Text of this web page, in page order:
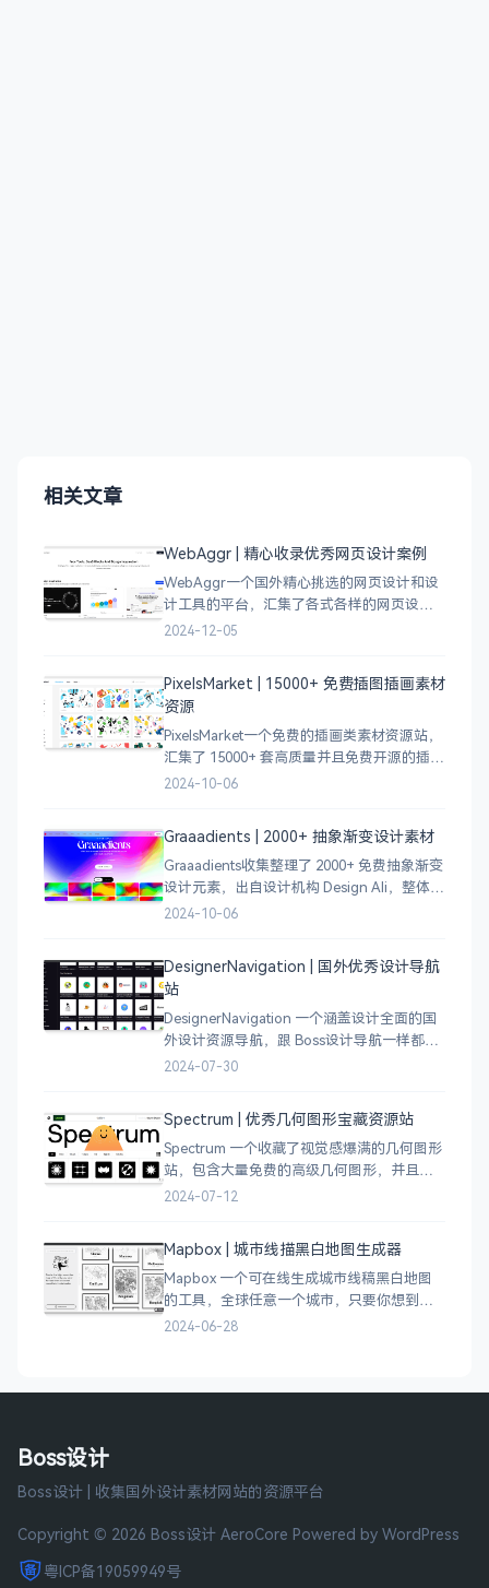
相关文章
WebAggr | 精心收录优秀网页设计案例
WebAggr一个国外精心挑选的网页设计和设
计工具的平台，汇集了各式各样的网页设计
案例，涵盖个人博客、时尚、设计、机构、
计，应
2024-12-05
PixelsMarket | 15000+ 免费插图插画素材
资源
PixelsMarket一个免费的插画类素材资源站，
汇集了 15000+ 套高质量并且免费开源的插图
插画和图标资源。
2024-10-06
Graaadients | 2000+ 抽象渐变设计素材
Graaadients收集整理了 2000+ 免费抽象渐变
设计元素，出自设计机构 Design Ali，整体渐
变色比较鲜艳，更像是 AI 生成的元素，需要
2024-10-06
DesignerNavigation | 国外优秀设计导航
站
DesignerNavigation 一个涵盖设计全面的国
外设计资源导航，跟 Boss设计导航一样都是
分门别类的划分设计灵感、资讯、UI 资源、
2024-07-30
Spectrum | 优秀几何图形宝藏资源站
Spectrum 一个收藏了视觉感爆满的几何图形
站，包含大量免费的高级几何图形，并且每
周都会更新 100 个几何图案，不断的完善能
2024-07-12
Mapbox | 城市线描黑白地图生成器
Mapbox 一个可在线生成城市线稿黑白地图
的工具，全球任意一个城市，只要你想到的
城市，直接搜索城市名称，自动生成该城市
2024-06-28
Boss设计
Boss设计 | 收集国外设计素材网站的资源平台
Copyright © 2026 Boss设计 AeroCore Powered by WordPress
粤ICP备19059949号